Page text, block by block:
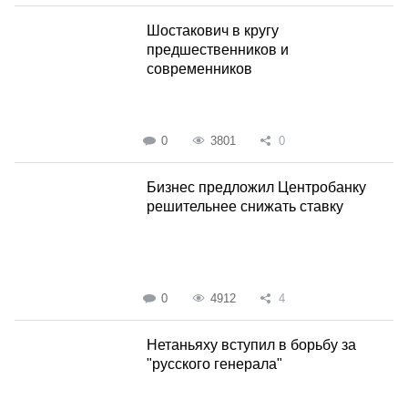
Шостакович в кругу
предшественников и
современников
0 3801 0
Бизнес предложил Центробанку
решительнее снижать ставку
0 4912 4
Нетаньяху вступил в борьбу за
"русского генерала"